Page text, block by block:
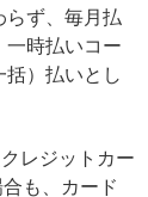
らず、毎月払
一時払いコー
括）払いとし
レジットカー
も、カード